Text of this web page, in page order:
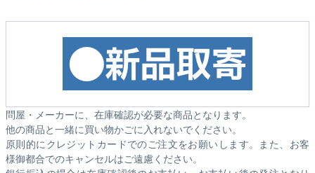
問屋・メーカーに、在庫確認が必要な商品となります。
他の商品と一緒に買い物かごに入れないでください。
原則的にクレジットカードでのご注文をお願いします。また、お客
様御都合でのキャンセルはご遠慮ください。